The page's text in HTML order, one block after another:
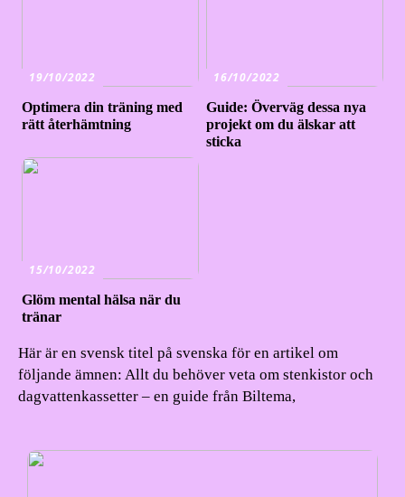
19/10/2022
Optimera din träning med
rätt återhämtning
16/10/2022
Guide: Överväg dessa nya
projekt om du älskar att
sticka
15/10/2022
Glöm mental hälsa när du
tränar
Här är en svensk titel på svenska för en artikel om
följande ämnen: Allt du behöver veta om stenkistor och
dagvattenkassetter – en guide från Biltema,